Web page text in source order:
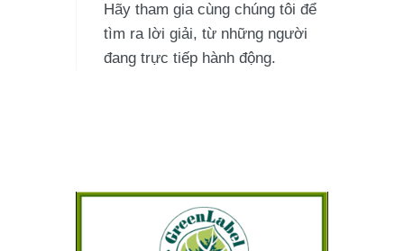
Hãy tham gia cùng chúng tôi để
tìm ra lời giải, từ những người
đang trực tiếp hành động.